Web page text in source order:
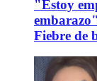
"Estoy
Fiebre de